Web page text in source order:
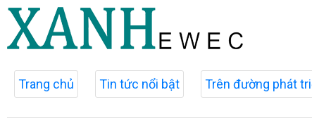
Trang chủ Tin tức nổi bật Trên đường phát